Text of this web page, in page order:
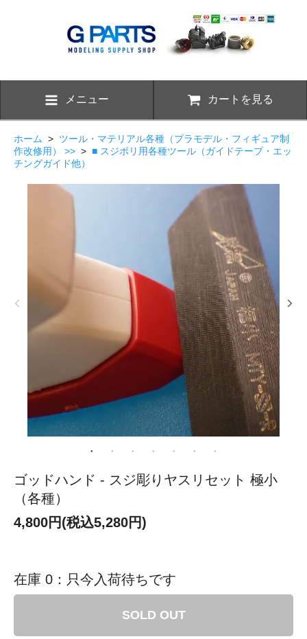
メニュー カートを見る
ホーム > ツール・マテリアル各種（プラモデル・フィギュア制
作改修用） >> > ■ スジボリ用各種ツール（ガイドテープ・エッ
チングガイド他）
ゴッドハンド - スジ彫りヤスリセット 極小
（各種）
4,800円(税込5,280円)
在庫 0：只今入荷待ちです
SOLD OUT